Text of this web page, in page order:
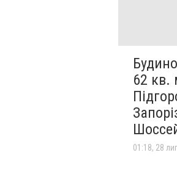
62 кв.
01:18, 28